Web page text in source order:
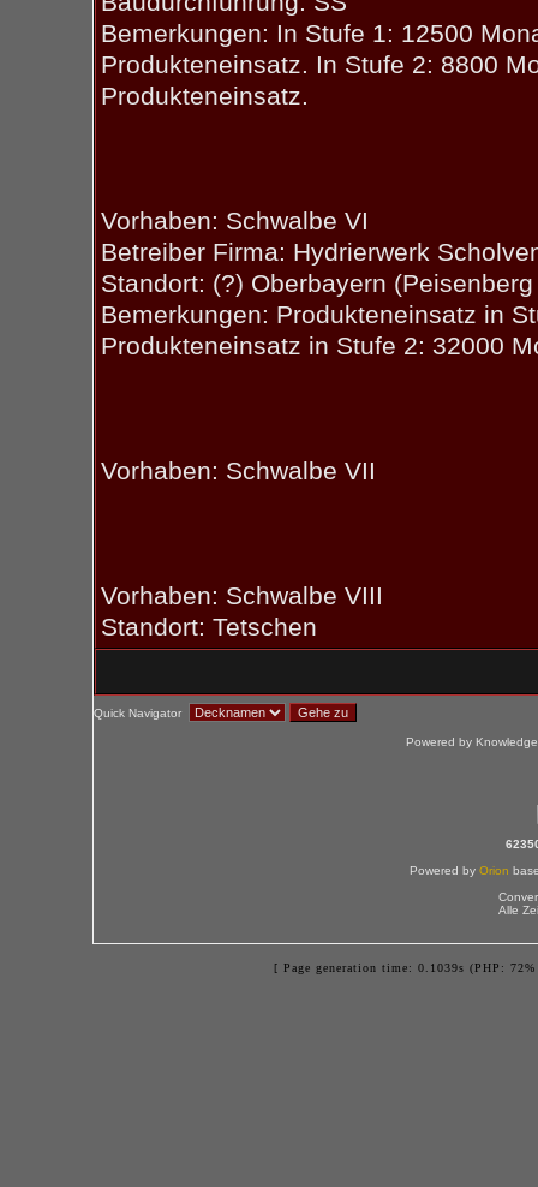
Bemerkungen: In Stufe 1: 12500
Produkteneinsatz. In Stufe 2: 8800
Produkteneinsatz.
Vorhaben: Schwalbe VI
Betreiber Firma: Hydrierwerk
Standort: (?) Oberbayern
Bemerkungen: Produkteneinsatz in
Produkteneinsatz in Stufe 2: 32000
Vorhaben: Schwalbe VII
Vorhaben: Schwalbe VIII
Standort: Tetschen
Quick Navigator
Powered by
Powered by Orion
Alle
[ Page generation time: 0.1039s (PHP: